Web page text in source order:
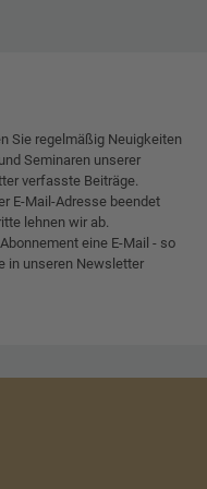
Sie regelmäßig Neuigkeiten
Seminaren unserer
verfasste Beiträge.
E-Mail-Adresse beendet
lehnen wir ab.
eine E-Mail - so
in unseren Newsletter